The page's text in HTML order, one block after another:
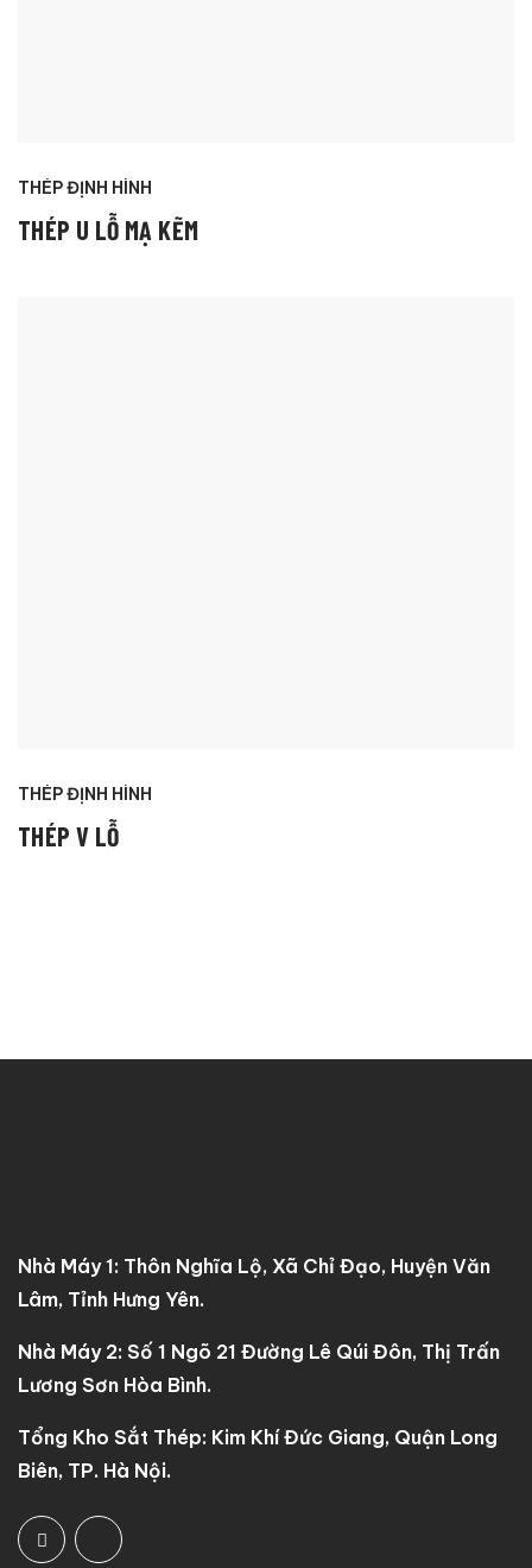
THÉP ĐỊNH HÌNH
THÉP U LỖ MẠ KẼM
THÉP ĐỊNH HÌNH
THÉP V LỖ
Nhà Máy 1: Thôn Nghĩa Lộ, Xã Chỉ Đạo, Huyện Văn
Lâm, Tỉnh Hưng Yên.
Nhà Máy 2: Số 1 Ngõ 21 Đường Lê Qúi Đôn, Thị Trấn
Lương Sơn Hòa Bình.
Tổng Kho Sắt Thép: Kim Khí Đức Giang, Quận Long
Biên, TP. Hà Nội.